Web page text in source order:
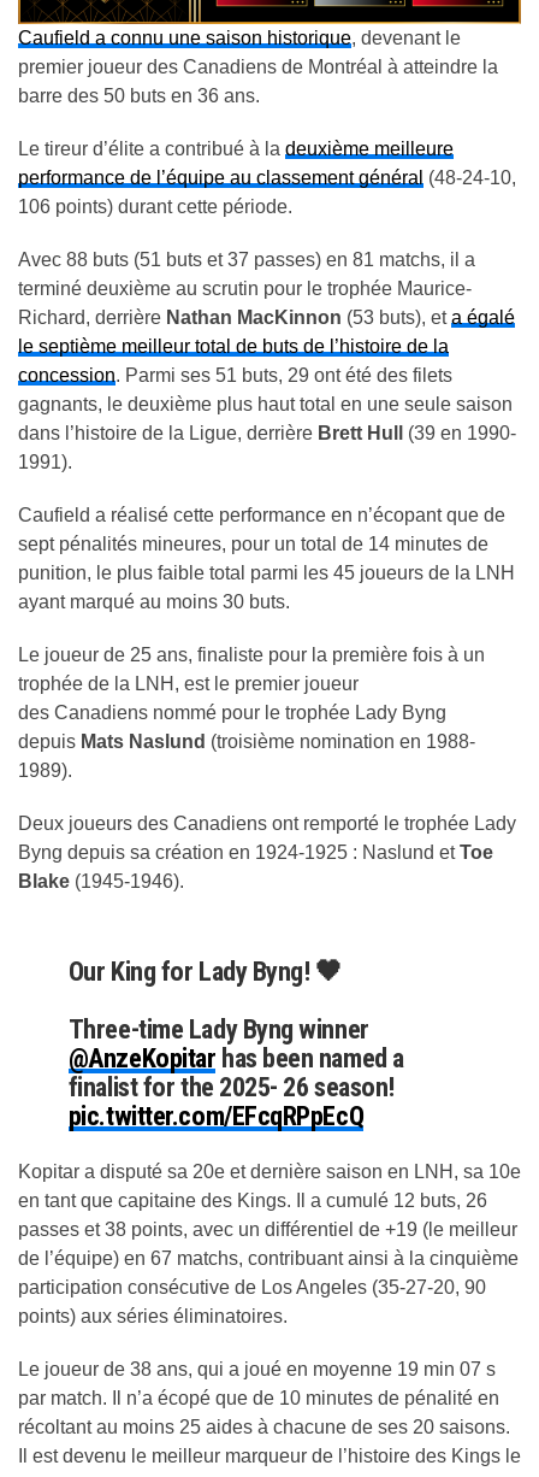
Caufield a connu une saison historique, devenant le
premier joueur des Canadiens de Montréal à atteindre la
barre des 50 buts en 36 ans.
Le tireur d’élite a contribué à la deuxième meilleure
performance de l’équipe au classement général (48-24-10,
106 points) durant cette période.
Avec 88 buts (51 buts et 37 passes) en 81 matchs, il a
terminé deuxième au scrutin pour le trophée Maurice-
Richard, derrière Nathan MacKinnon (53 buts), eta égalé
le septième meilleur total de buts de l’histoire de la
concession. Parmi ses 51 buts, 29 ont été des filets
gagnants, le deuxième plus haut total en une seule saison
dans l’histoire de la Ligue, derrière Brett Hull
(39 en 1990-
1991).
Caufield a réalisé cette performance en n’écopant que de
sept pénalités mineures, pour un total de 14 minutes de
punition, le plus faible total parmi les 45 joueurs de la LNH
ayant marqué au moins 30 buts.
Le joueur de 25 ans, finaliste pour la première fois à un
trophée de la LNH, est le premier joueur
des Canadiens nommé pour le trophée Lady Byng
depuis Mats Naslund (troisième nomination en 1988-
1989).
Deux joueurs des Canadiens ont remporté le trophée Lady
Byng depuis sa création en 1924-1925 : Naslund etToe
Blake (1945-1946).
Our King for Lady Byng! 🖤
Three-time Lady Byng winner
@AnzeKopitar has been named a
finalist for the 2025- 26 season!
pic.twitter.com/EFcqRPpEcQ
— LA Kings (@LAKings)April 30, 2026
Kopitar a disputé sa 20e et dernière saison en LNH, sa 10e
en tant que capitaine des Kings. Il a cumulé 12 buts, 26
passes et 38 points, avec un différentiel de +19 (le meilleur
de l’équipe) en 67 matchs, contribuant ainsi à la cinquième
participation consécutive de Los Angeles (35-27-20, 90
points) aux séries éliminatoires.
Le joueur de 38 ans, qui a joué en moyenne 19 min 07 s
par match. Il n’a écopé que de 10 minutes de pénalité en
récoltant au moins 25 aides à chacune de ses 20 saisons.
Il est devenu le meilleur marqueur de l’histoire des Kings le